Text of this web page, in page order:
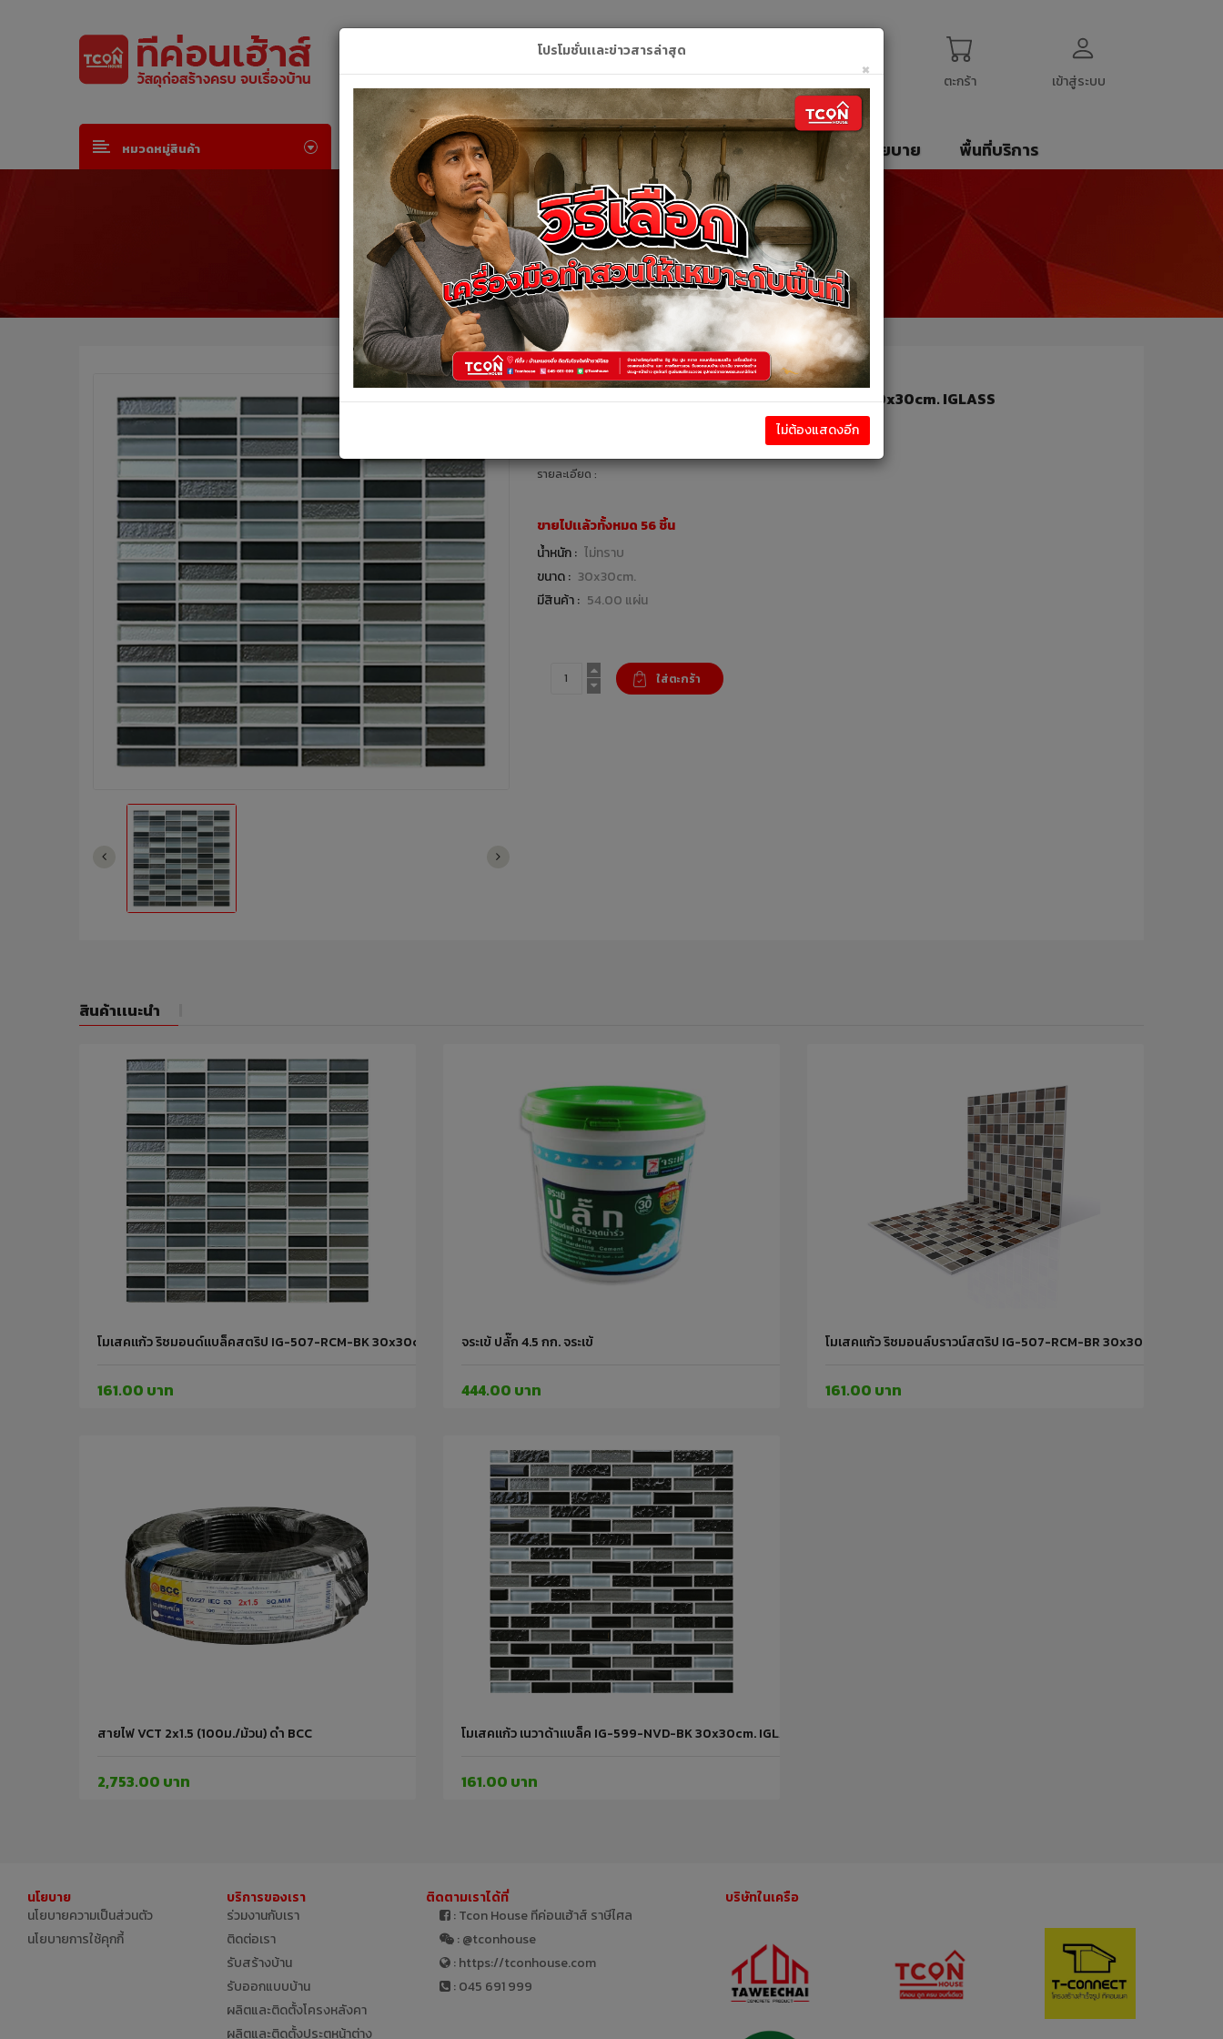
เข้าสู่ระบบ
ตะกร้า
หมวดหมู่สินค้า หน้าหลัก สินค้า คูปอง บริการของเรา ติดต่อเรา นโยบาย พื้นที่บริการ
รายละเอียดสินค้า
รายละเอียดสินค้า
โมเสคแก้ว ริชมอนด์แบล็คสตริป IG-507-RCM-BK 30x30cm. IGLASS
รายละเอียด :
ขายไปเเล้วทั้งหมด 56 ชิ้น
น้ำหนัก : ไม่ทราบ
ขนาด : 30x30cm.
มีสินค้า : 54.00 แผ่น
สินค้าเเนะนำ
โมเสคแก้ว ริชมอนด์แบล็คสตริป IG-507-RCM-BK 30x30cm. IGLASS
161.00 บาท
จระเข้ ปลั๊ก 4.5 กก. จระเข้
444.00 บาท
โมเสคแก้ว ริชมอนล์บราวน์สตริป IG-507-RCM-BR 30x30cm. IGLASS
161.00 บาท
สายไฟ VCT 2x1.5 (100ม./ม้วน) ดำ BCC
2,753.00 บาท
โมเสคแก้ว เนวาด้าแบล็ค IG-599-NVD-BK 30x30cm. IGLASS
161.00 บาท
นโยบาย
นโยบายความเป็นส่วนตัว
นโยบายการใช้คุกกี้
บริการของเรา
ร่วมงานกับเรา
ติดต่อเรา
รับสร้างบ้าน
รับออกแบบบ้าน
ผลิตและติดตั้งโครงหลังคา
ผลิตและติดตั้งประตูหน้าต่าง
ติดตามเราได้ที่
: Tcon House ทีค่อนเฮ้าส์ ราษีไศล
: @tconhouse
: https://tconhouse.com
: 045 691 999
บริษัทในเครือ
โปรโมชั่นเเละข่าวสารล่าสุด
×
ไม่ต้องแสดงอีก